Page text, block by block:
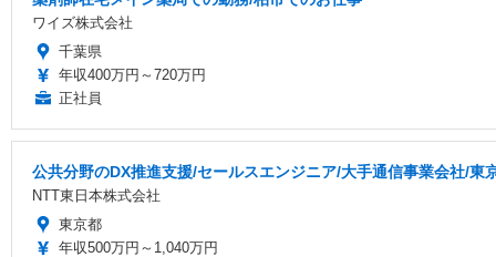
ワイズ株式会社
千葉県
年収400万円～720万円
正社員
公共分野のDX推進支援/セールスエンジニア/大手通信事業会社/東
NTT東日本株式会社
東京都
年収500万円～1,040万円